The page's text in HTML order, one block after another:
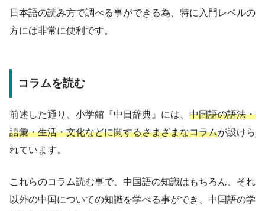
日本語の読み方で調べる事ができる為、特に入門レベルの
方には非常に便利です。
コラムを読む
前述した通り、小学館『中日辞典』には、 中国語の語法・
語彙・生活・文化などに関するさまざまなコラムが設けら
れています。
これらのコラム読む事で、中国語の知識はもちろん、それ
以外の中国についての知識を学べる事ができ、中国語の学